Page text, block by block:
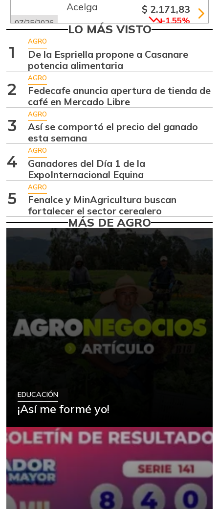
Acelga
07/25/2026
$ 2.171,83
-1,55%
Aguacate común
07/25/2026 +6,24%
Aguacate hass
07/25/2026
$ 7.289,10
-2,98%
Aguacate
07/25/2026
$ 8.366,30
-1,18%
Ahuyama
07/25/2026
Ahuyamín
07/25/2026
$ 1.672,87
Ajo
07/25/2026
$ 6.102,86
-2,18%
Ají dulce
01/17/2015
$ 2.880,14
+4,83%
07/25/2026
$ 3.229,50
-11,89%
costillar
07/25/2026
$ 9.411,93
-1,17%
Almejas con
Almejas sin
concha
Apio
07/25/2026
$ 1.708,72
Arracacha
amarilla
07/25/2026
$ 4.760,47
-0,89%
LO MÁS VISTO
1
AGRO
De la Espriella propone a Casanare
potencia alimentaria
2
AGRO
Fedecafe anuncia apertura de tienda de
café en Mercado Libre
3
AGRO
Así se comportó el precio del ganado
esta semana
4
AGRO
Ganadores del Día 1 de la
ExpoInternacional Equina
5
AGRO
Fenalce y MinAgricultura buscan
fortalecer el sector cerealero
MÁS DE AGRO
EDUCACIÓN
¡Así me formé yo!